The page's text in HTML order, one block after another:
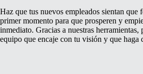
Haz que tus nuevos empleados sientan que
primer momento para que prosperen y
inmediato. Gracias a nuestras herramientas,
equipo que encaje con tu visión y que haga